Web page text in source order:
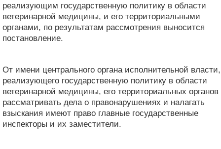
реализующим государственную политику в области
ветеринарной медицины, и его территориальными
органами, по результатам рассмотрения выносится
постановление.
От имени центрального органа исполнительной власти,
реализующего государственную политику в области
ветеринарной медицины, его территориальных органов
рассматривать дела о правонарушениях и налагать
взыскания имеют право главные государственные
инспекторы и их заместители.